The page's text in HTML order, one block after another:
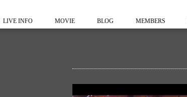
LIVE INFO MOVIE BLOG MEMBERS